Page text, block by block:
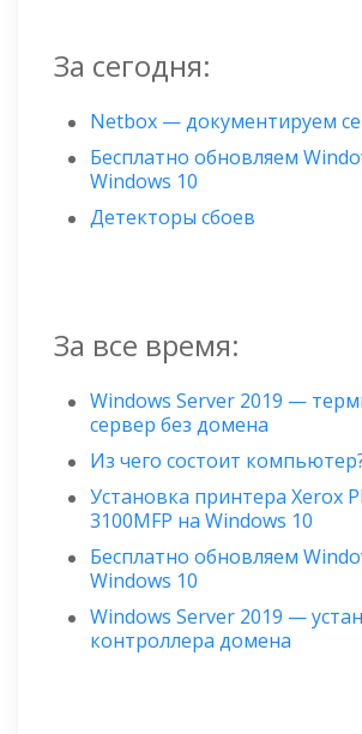
За сегодня:
Netbox — документируем
Бесплатно обновляем
Windows 10
Детекторы сбоев
За все время:
Windows Server 2019 —
сервер без домена
Из чего состоит
Установка принтера Xerox
3100MFP на Windows 10
Бесплатно обновляем
Windows 10
Windows Server 2019 —
контроллера домена